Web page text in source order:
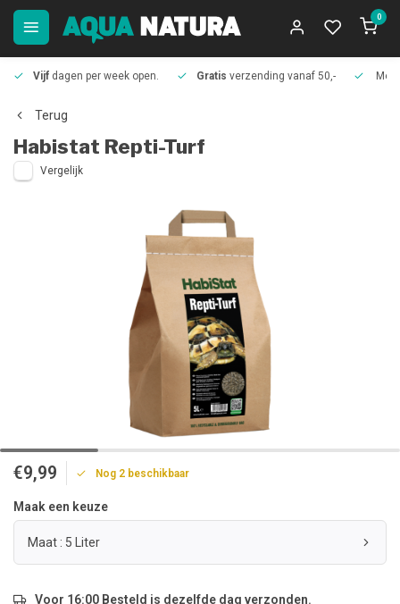
0
Vijf dagen per week open. Gratis verzending vanaf 50,-
Terug
Habistat Repti-Turf
Vergelijk
€9,99 Nog 2 beschikbaar
Maak een keuze
Maat : 5 Liter
Voor 16:00 Besteld is dezelfde dag verzonden.